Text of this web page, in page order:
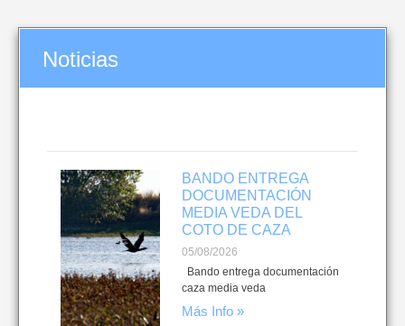
Noticias
BANDO ENTREGA
DOCUMENTACIÓN
MEDIA VEDA DEL
COTO DE CAZA
05/08/2026
Bando entrega documentación
caza media veda
Más Info »